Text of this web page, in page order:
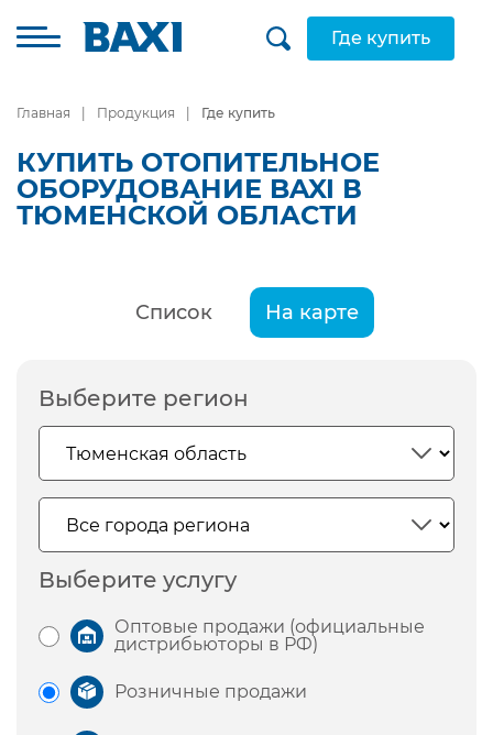
Где купить
Главная Продукция Где купить
КУПИТЬ ОТОПИТЕЛЬНОЕ
ОБОРУДОВАНИЕ BAXI В
ТЮМЕНСКОЙ ОБЛАСТИ
Список На карте
Выберите регион
Выберите услугу
Оптовые продажи (официальные
дистрибьюторы в РФ)
Розничные продажи